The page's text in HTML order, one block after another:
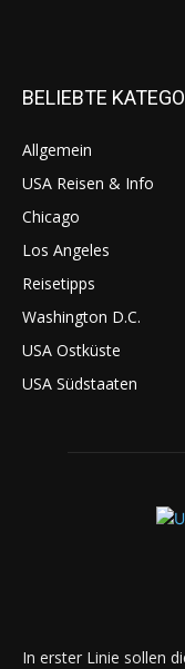
BELIEBTE
Allgemein
USA Reisen & Info
Chicago
Los Angeles
Reisetipps
Washington D.C.
USA Ostküste
USA Südstaaten
In erster Linie sollen